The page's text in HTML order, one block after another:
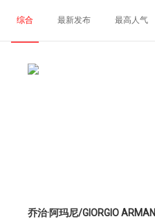
综合 最新发布 最高人气
乔治·阿玛尼/GIORGIO ARMANI